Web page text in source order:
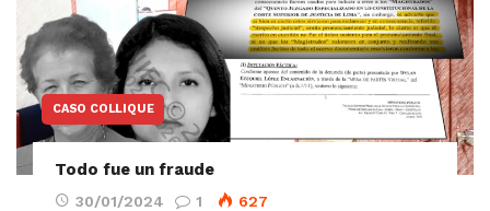
CASO COLLIQUE
Todo fue un fraude
30/01/2024 1 627